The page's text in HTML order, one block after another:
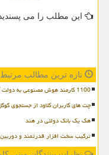
این مطلب را می
تازه ترین مطالب مرتبط
1100 کارمند هوش مصنوعی به دولت آمریکا نامه نوشتند
چت های کاربران کلاود از جستجوی
هک یک بانک دولتی در هند
ترکیب سخت افزار قدرتمند و